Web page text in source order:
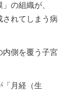
の組織が、
されてしまう病
内側を覆う子宮
「月経（生